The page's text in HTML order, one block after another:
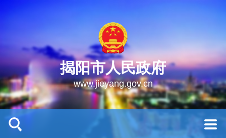
揭阳市人民政府
www.jieyang.gov.cn